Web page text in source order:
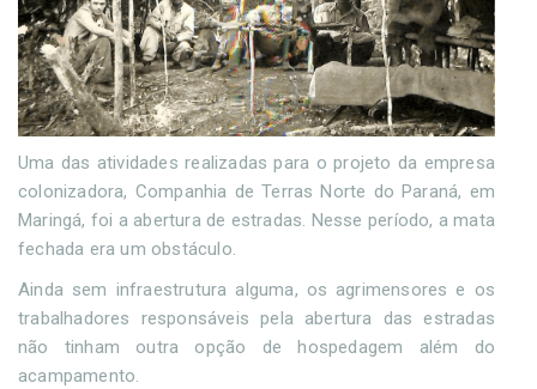
Uma das atividades realizadas para o projeto da empresa
colonizadora, Companhia de Terras Norte do Paraná, em
Maringá, foi a abertura de estradas. Nesse período, a mata
fechada era um obstáculo.
Ainda sem infraestrutura alguma, os agrimensores e os
trabalhadores responsáveis pela abertura das estradas
não tinham outra opção de hospedagem além do
acampamento.